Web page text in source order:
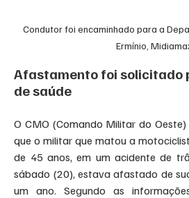
Condutor foi encaminhado para a
Ermínio,
Afastamento foi solicitado
de saúde
O CMO (Comando Militar do
que o militar que matou a
de 45 anos, em um acidente de
sábado (20), estava afastado de
um ano. Segundo as